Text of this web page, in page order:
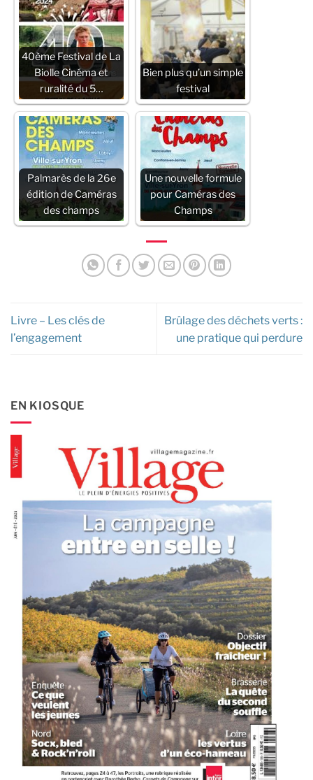
40ème Festival de La
Biolle Cinéma et
ruralité du 5…
Bien plus qu’un simple
festival
Palmarès de la 26e
édition de Caméras
des champs
Une nouvelle formule
pour Caméras des
Champs
Livre – Les clés de
l’engagement
Brûlage des déchets verts :
une pratique qui perdure
EN KIOSQUE